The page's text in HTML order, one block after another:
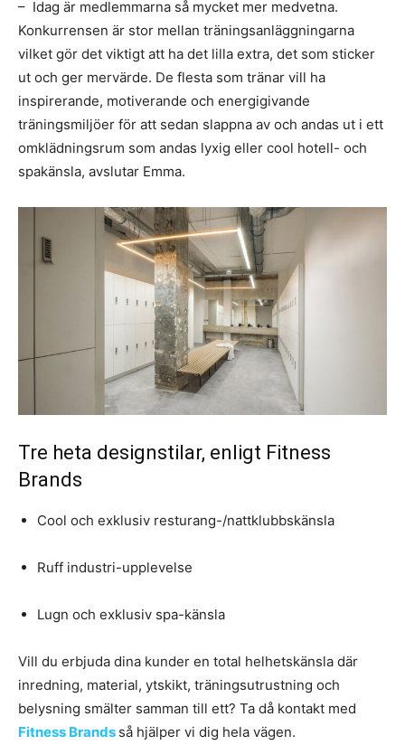
– Idag är medlemmarna så mycket mer medvetna.
Konkurrensen är stor mellan träningsanläggningarna
vilket gör det viktigt att ha det lilla extra, det som sticker
ut och ger mervärde. De flesta som tränar vill ha
inspirerande, motiverande och energigivande
träningsmiljöer för att sedan slappna av och andas ut i ett
omklädningsrum som andas lyxig eller cool hotell- och
spakänsla, avslutar Emma.
Tre heta designstilar, enligt Fitness
Brands
Cool och exklusiv resturang-/nattklubbskänsla
Ruff industri-upplevelse
Lugn och exklusiv spa-känsla
Vill du erbjuda dina kunder en total helhetskänsla där
inredning, material, ytskikt, träningsutrustning och
belysning smälter samman till ett? Ta då kontakt med
Fitness Brands så hjälper vi dig hela vägen.